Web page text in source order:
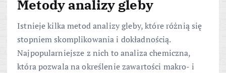
Metody analizy gleby
Istnieje kilka metod analizy gleby, które różnią się
stopniem skomplikowania i dokładnością.
Najpopularniejsze z nich to analiza chemiczna,
która pozwala na określenie zawartości makro- i